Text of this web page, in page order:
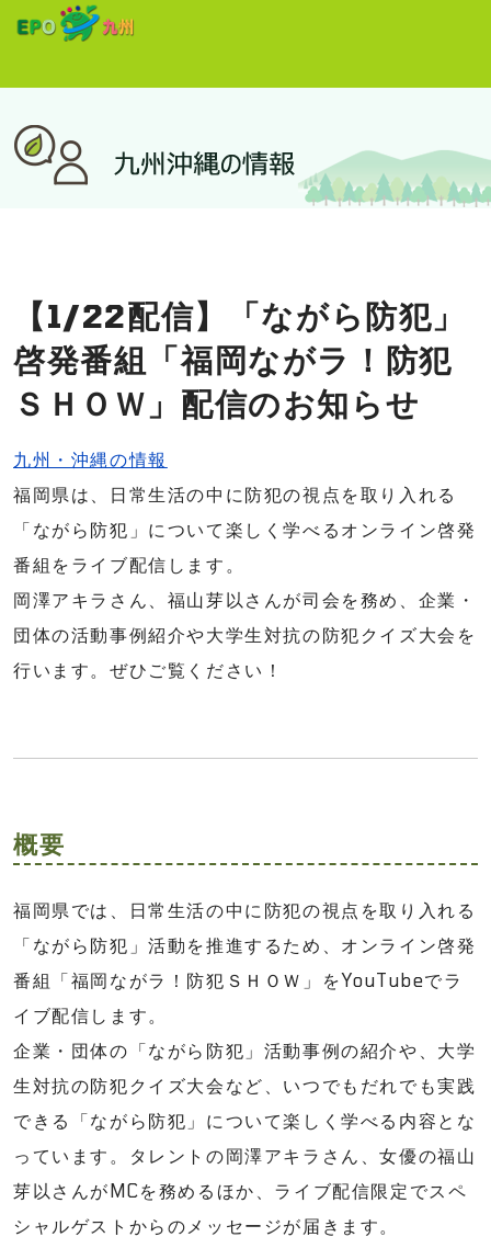
【1/22配信】「ながら防犯」
啓発番組「福岡ながラ！防犯
ＳＨＯＷ」配信のお知らせ
九州・沖縄の情報
福岡県は、日常生活の中に防犯の視点を取り入れる
「ながら防犯」について楽しく学べるオンライン啓発
番組をライブ配信します。
岡澤アキラさん、福山芽以さんが司会を務め、企業・
団体の活動事例紹介や大学生対抗の防犯クイズ大会を
行います。ぜひご覧ください！
概要
福岡県では、日常生活の中に防犯の視点を取り入れる
「ながら防犯」活動を推進するため、オンライン啓発
番組「福岡ながラ！防犯ＳＨＯＷ」をYouTubeでラ
イブ配信します。
企業・団体の「ながら防犯」活動事例の紹介や、大学
生対抗の防犯クイズ大会など、いつでもだれでも実践
できる「ながら防犯」について楽しく学べる内容とな
っています。タレントの岡澤アキラさん、女優の福山
芽以さんがMCを務めるほか、ライブ配信限定でスペ
シャルゲストからのメッセージが届きます。